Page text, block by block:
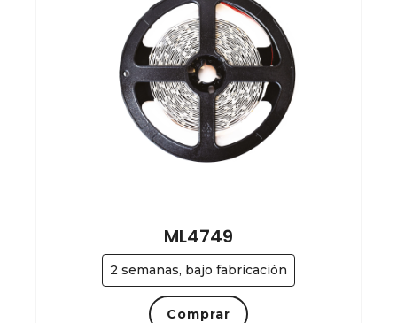
2 semanas, bajo fabricación
ML4749
Comprar